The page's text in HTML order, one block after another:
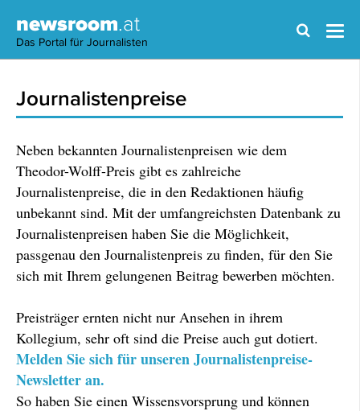
newsroom.at
Das Portal für Journalisten
Journalistenpreise
Neben bekannten Journalistenpreisen wie dem
Theodor-Wolff-Preis gibt es zahlreiche
Journalistenpreise, die in den Redaktionen häufig
unbekannt sind. Mit der umfangreichsten Datenbank zu
Journalistenpreisen haben Sie die Möglichkeit,
passgenau den Journalistenpreis zu finden, für den Sie
sich mit Ihrem gelungenen Beitrag bewerben möchten.
Preisträger ernten nicht nur Ansehen in ihrem
Kollegium, sehr oft sind die Preise auch gut dotiert.
Melden Sie sich für unseren Journalistenpreise-
Newsletter an.
So haben Sie einen Wissensvorsprung und können